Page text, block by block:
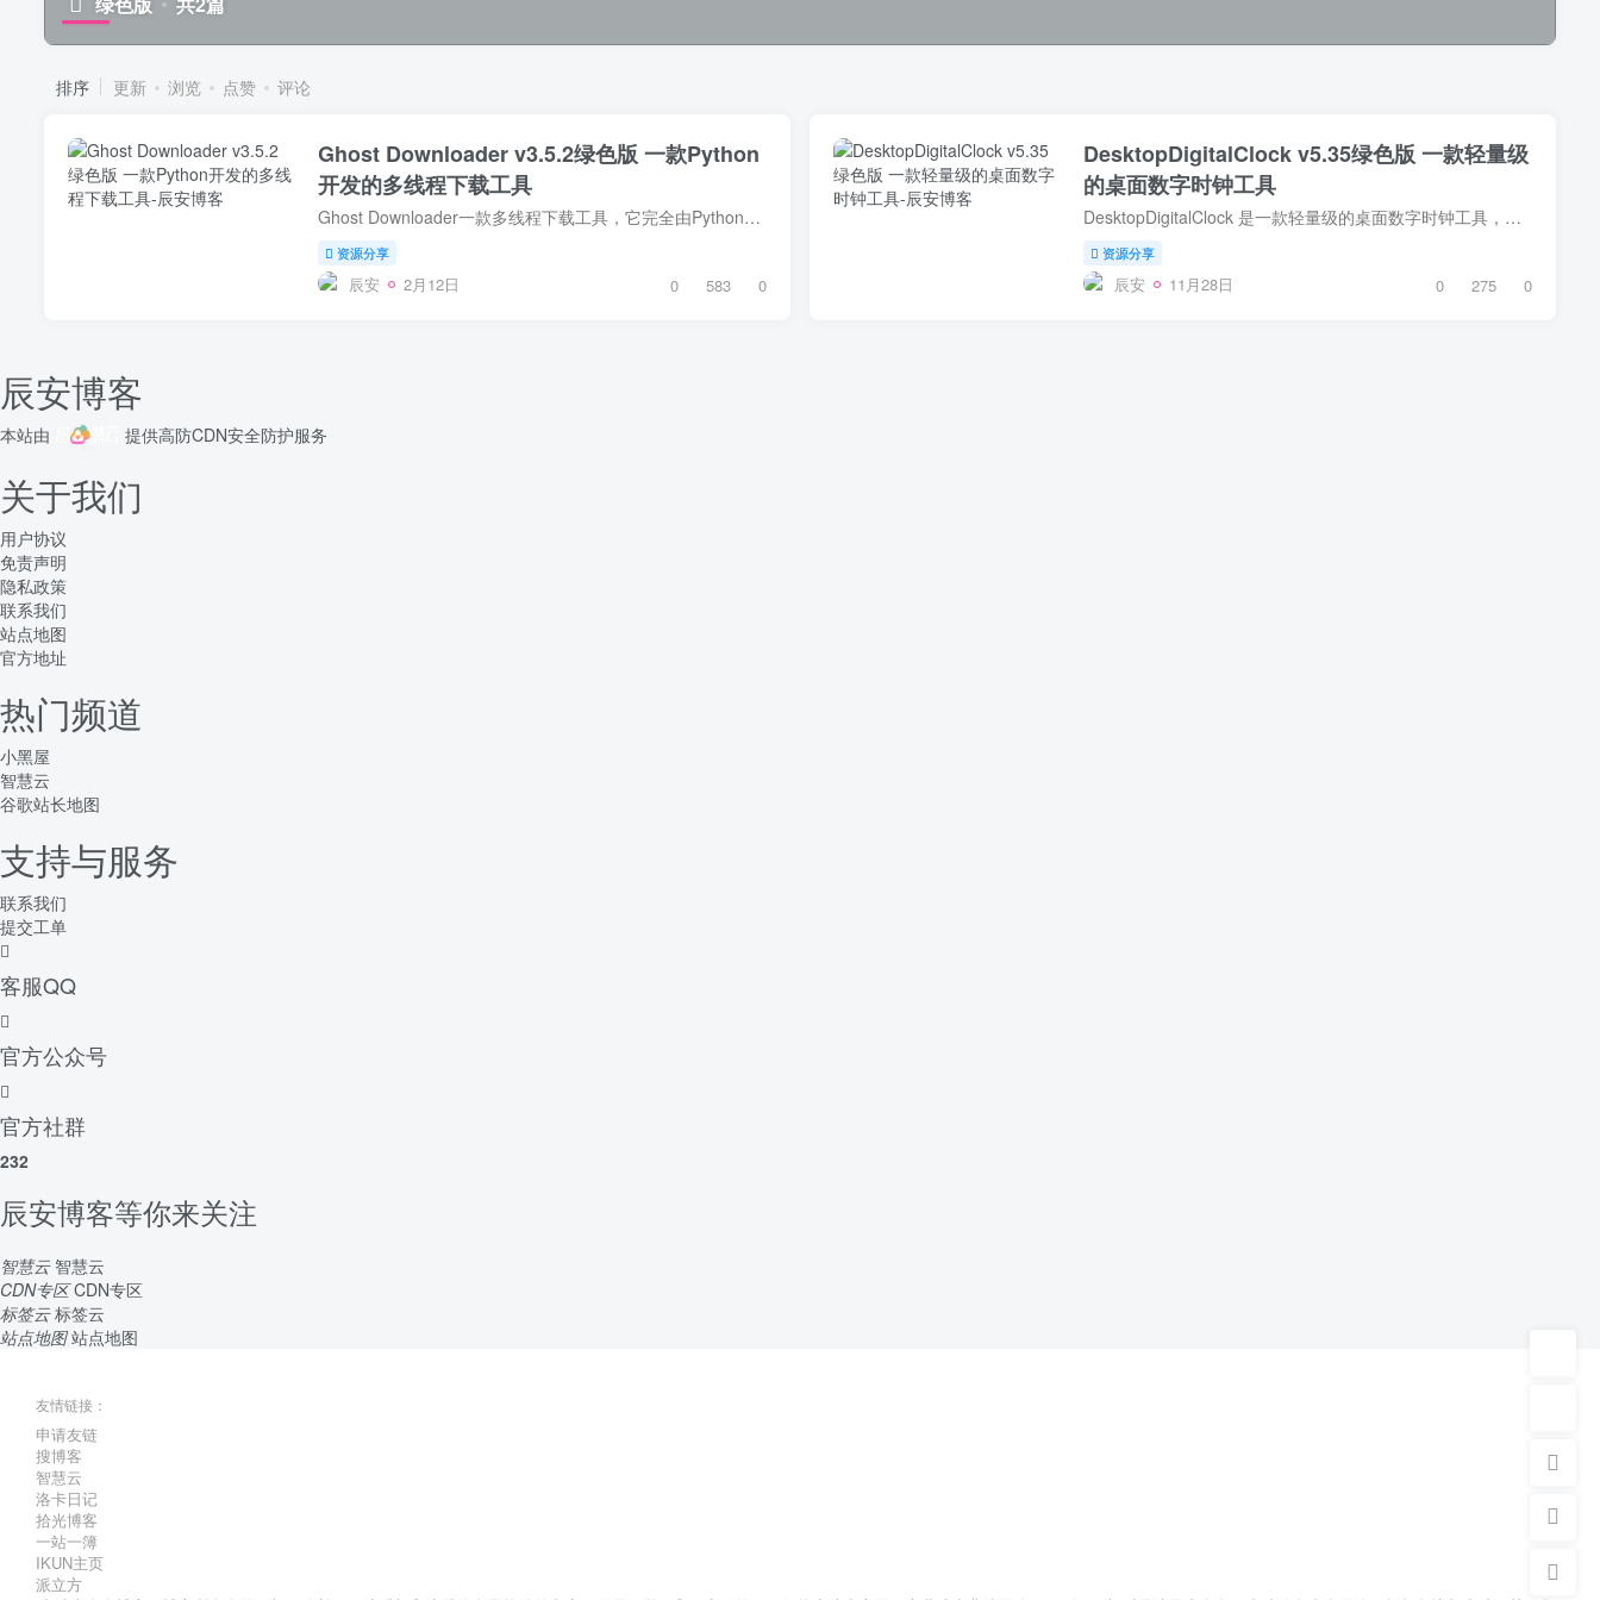
排序 更新 浏览 点赞 评论
Ghost Downloader v3.5.2绿色版 一款Python
开发的多线程下载工具
Ghost Downloader一款多线程下载工具，它完全由Python语言开发而成。这款软件不仅支持高效的多线程下载技术，还具备断点续传功能，这意味着即使下载过程中遇到网络中断或其他问题导致下载暂停，...
资源分享
辰安 2月12日 0 583 0
DesktopDigitalClock v5.35绿色版 一款轻量级
的桌面数字时钟工具
DesktopDigitalClock 是一款轻量级的桌面数字时钟工具，专为希望在桌面上显示时间和日期的用户设计。它通过提供简洁的数字时钟界面，帮助用户随时查看当前的时间和日期。DesktopDigitalClock 操...
资源分享
辰安 11月28日 0 275 0
辰安博客
本站由 提供高防CDN安全防护服务
关于我们
用户协议
免责声明
隐私政策
联系我们
站点地图
官方地址
热门频道
小黑屋
智慧云
谷歌站长地图
支持与服务
联系我们
提交工单
客服QQ
官方公众号
官方社群
232
辰安博客等你来关注
智慧云 智慧云
CDN专区 CDN专区
标签云 标签云
站点地图 站点地图
友情链接：
申请友链
搜博客
智慧云
洛卡日记
拾光博客
一站一簿
IKUN主页
派立方